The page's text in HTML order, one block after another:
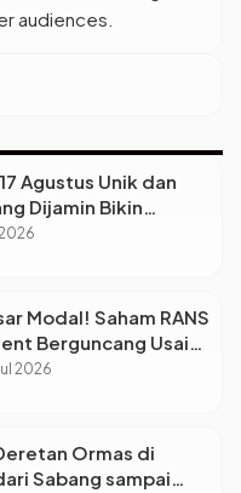
audiences.
Agustus Unik dan
Dijamin Bikin
Pecah
Modal! Saham RANS
Berguncang Usai
Diri
2026
Ormas di
Sabang sampai